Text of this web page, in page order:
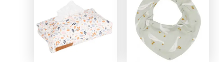
€17,99.€14,21.
was:
€9,95.
€7,86.